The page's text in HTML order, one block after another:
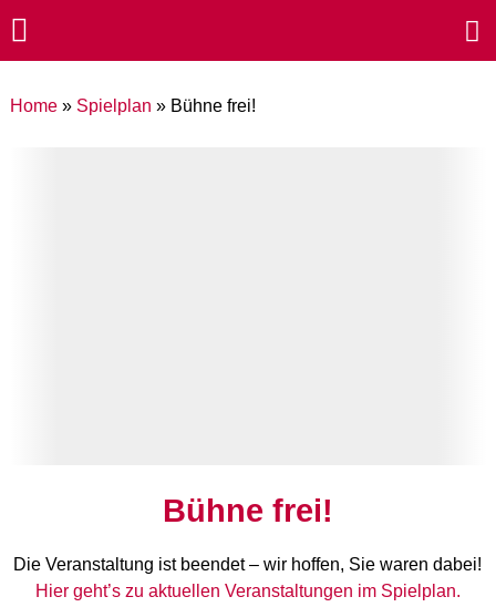
Home» Spielplan » Bühne frei!
Bühne frei!
Die Veranstaltung ist beendet – wir hoffen, Sie waren dabei!
Hier geht’s zu aktuellen Veranstaltungen im Spielplan.